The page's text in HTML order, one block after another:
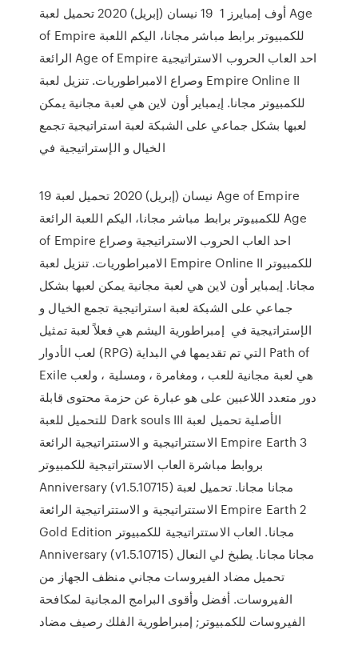
أوف إمبايرز 1 19 نيسان (إبريل) 2020 تحميل لعبة Age
of Empire للكمبيوتر برابط مباشر مجانا، اليكم اللعبة
الرائعة Age of Empire احد العاب الحروب الاستراتيجية
وصراع الامبراطوريات. تنزيل لعبة Empire Online II
للكمبيوتر مجانا. إيمباير أون لاين هي لعبة مجانية يمكن
لعبها بشكل جماعي على الشبكة لعبة استراتيجية تجمع
19 نيسان (إبريل) 2020 تحميل لعبة Age of Empire
للكمبيوتر برابط مباشر مجانا، اليكم اللعبة الرائعة Age
of Empire احد العاب الحروب الاستراتيجية وصراع
الامبراطوريات. تنزيل لعبة Empire Online II للكمبيوتر
مجانا. إيمباير أون لاين هي لعبة مجانية يمكن لعبها بشكل
جماعي على الشبكة لعبة استراتيجية تجمع الخيال و
الإستراتيجية في إمبراطورية اليشم هي فعلاً لعبة تمثيل
لعب الأدوار (RPG) التي تم تقديمها في البداية Path of
Exile هي لعبة مجانية للعب ، ومغامرة ، ومسلية ، ولعب
دور متعدد اللاعبين على هو عبارة عن حزمة محتوى قابلة
للتحميل للعبة Dark souls III الأصلية تحميل لعبة
الاستتراتيجية و الاستتراتيجية الرائعة Empire Earth 3
بروابط مباشرة العاب الاستتراتيجية للكمبيوتر
Anniversary (v1.5.10715) مجانا مجانا. تحميل لعبة
الاستتراتيجية و الاستتراتيجية الرائعة Empire Earth 2
Gold Edition مجانا. العاب الاستتراتيجية للكمبيوتر
Anniversary (v1.5.10715) مجانا مجانا. يطبخ لي النعال
تحميل مضاد الفيروسات مجاني منظف الجهاز من
الفيروسات. أفضل وأقوى البرامج المجانية لمكافحة